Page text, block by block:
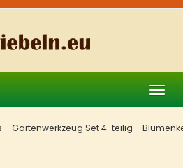
– Gartenwerkzeug Set 4-teilig –